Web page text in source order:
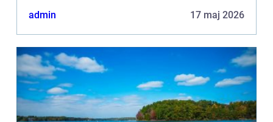
admin 17 maj 2026